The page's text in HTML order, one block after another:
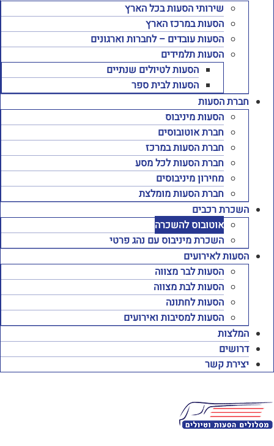
שירותי הסעות בכל הארץ
הסעות במרכז הארץ
הסעות עובדים – לחברות וארגונים
הסעות תלמידים
הסעות לטיולים שנתיים
הסעות לבית ספר
חברת הסעות
הסעות מיניבוס
חברת אוטובוסים
חברת הסעות במרכז
חברת הסעות לכל מסע
מחירון מיניבוסים
חברת הסעות מומלצת
השכרת רכבים
אוטובוס להשכרה
השכרת מיניבוס עם נהג פרטי
הסעות לאירועים
הסעות לבר מצווה
הסעות לבת מצווה
הסעות לחתונה
הסעות למסיבות ואירועים
המלצות
דרושים
יצירת קשר